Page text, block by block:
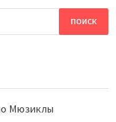
Мюзиклы